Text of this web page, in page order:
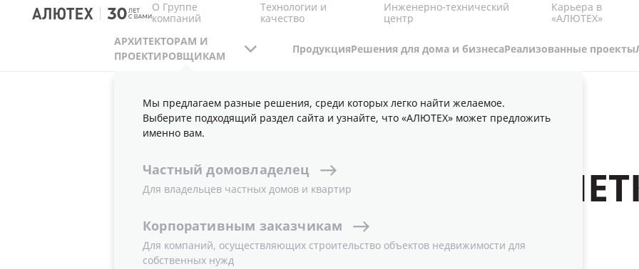
О Группе
компаний
Технологии и
качество
Инженерно-технический
центр
Карьера в
«АЛЮТЕХ»
АРХИТЕКТОРАМ И
ПРОЕКТИРОВЩИКАМ
Мы предлагаем разные решения, среди которых легко найти желаемое.
Выберите подходящий раздел сайта и узнайте, что «АЛЮТЕХ» может предложить
именно вам.
Частный домовладелец
Для владельцев частных домов и квартир
Корпоративным заказчикам
Для компаний, осуществляющих строительство объектов недвижимости для
собственных нужд
ПродукцияРешения для дома и бизнесаРеализованные проекты
АРХИТЕКТОРАМ И ПРОЕКТИРОВЩИКАМ ВИТРАЖИ ВЕНТИЛЯЦИОННЫЕ РЕШЕТКИ ALT VR26
ВЕНТИЛЯЦИОННЫЕ
VR26